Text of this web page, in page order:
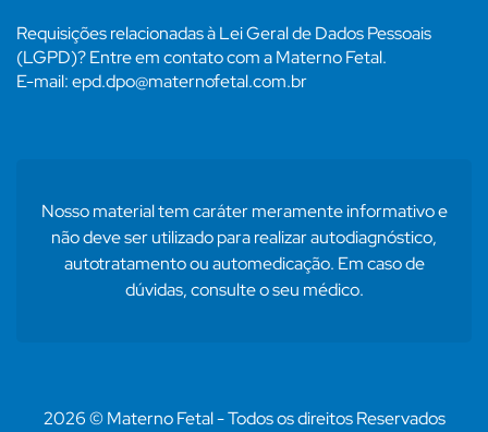
Requisições relacionadas à Lei Geral de Dados Pessoais
(LGPD)? Entre em contato com a Materno Fetal.
E-mail: epd.dpo@maternofetal.com.br
Nosso material tem caráter meramente informativo e
não deve ser utilizado para realizar autodiagnóstico,
autotratamento ou automedicação. Em caso de
dúvidas, consulte o seu médico.
2026 © Materno Fetal - Todos os direitos Reservados